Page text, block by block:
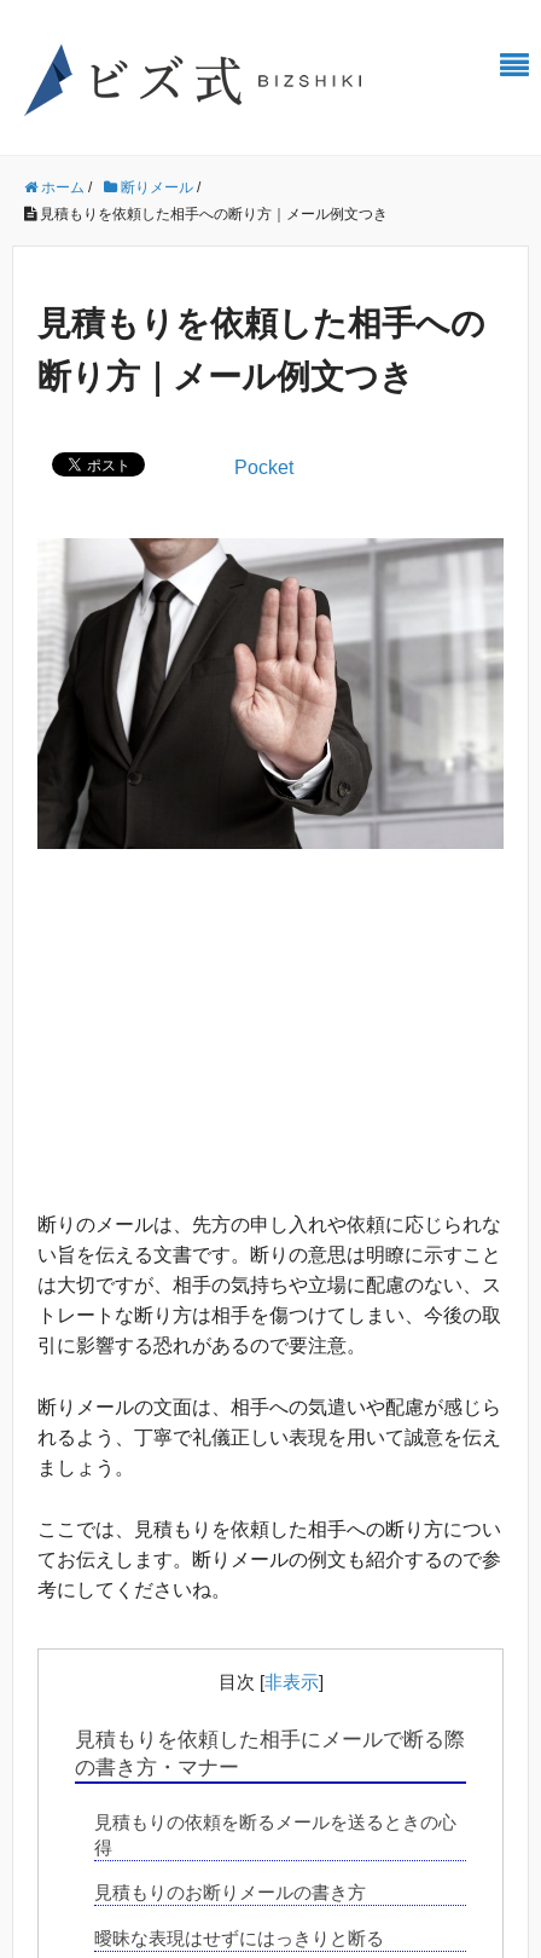
ホーム / 断りメール /
見積もりを依頼した相手への断り方｜メール例文つき
見積もりを依頼した相手への
断り方｜メール例文つき
Pocket
断りのメールは、先方の申し入れや依頼に応じられな
い旨を伝える文書です。断りの意思は明瞭に示すこと
は大切ですが、相手の気持ちや立場に配慮のない、ス
トレートな断り方は相手を傷つけてしまい、今後の取
引に影響する恐れがあるので要注意。
断りメールの文面は、相手への気遣いや配慮が感じら
れるよう、丁寧で礼儀正しい表現を用いて誠意を伝え
ましょう。
ここでは、見積もりを依頼した相手への断り方につい
てお伝えします。断りメールの例文も紹介するので参
考にしてくださいね。
目次 [非表示]
見積もりを依頼した相手にメールで断る際
の書き方・マナー
見積もりの依頼を断るメールを送るときの心
得
見積もりのお断りメールの書き方
曖昧な表現はせずにはっきりと断る